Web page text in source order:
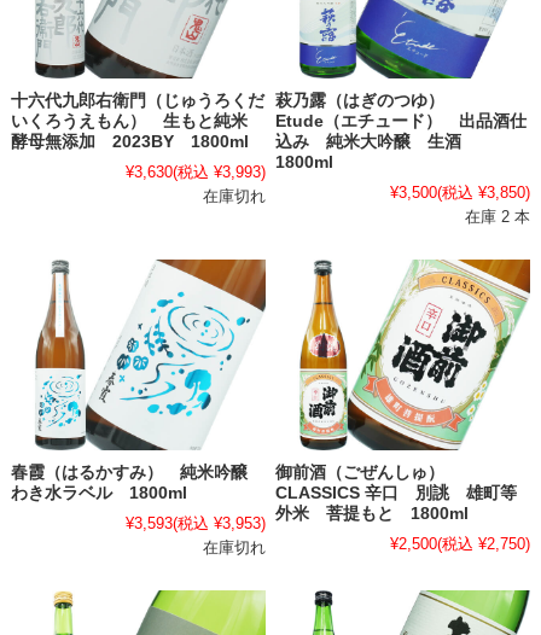
十六代九郎右衛門（じゅうろくだ
いくろうえもん） 生もと純米
酵母無添加 2023BY 1800ml
¥3,630(税込 ¥3,993)
在庫切れ
萩乃露（はぎのつゆ）
Etude（エチュード） 出品酒仕
込み 純米大吟醸 生酒
1800ml
¥3,500(税込 ¥3,850)
在庫 2 本
春霞（はるかすみ） 純米吟醸
わき水ラベル 1800ml
¥3,593(税込 ¥3,953)
在庫切れ
御前酒（ごぜんしゅ）
CLASSICS 辛口 別誂 雄町等
外米 菩提もと 1800ml
¥2,500(税込 ¥2,750)